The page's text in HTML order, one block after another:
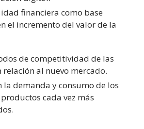
financiera como base
el incremento del valor de la
de competitividad de las
relación al nuevo mercado.
la demanda y consumo de los
cada vez más